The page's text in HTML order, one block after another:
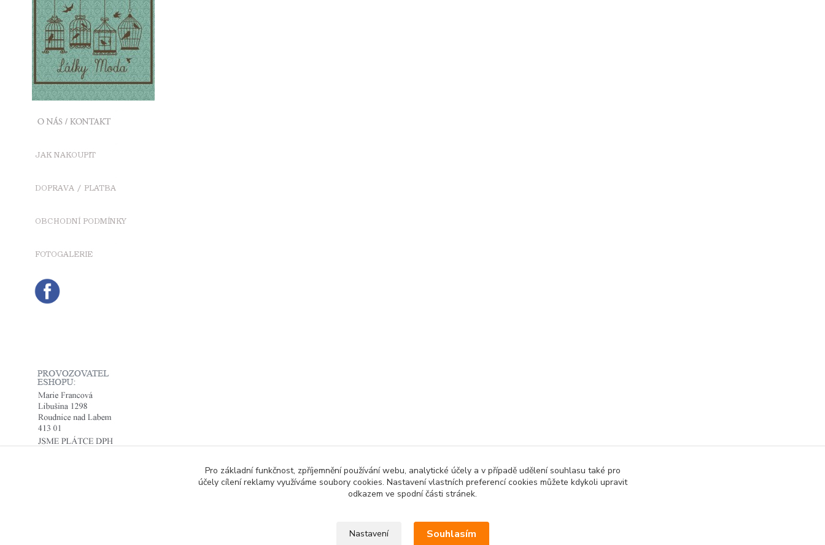
Copyright © 2014 · E-SHOP S DESIGNOVÝMI LÁTKAMI AMERICKÉHO LÍDRA TRHU MODA FABRICS
Pro základní funkčnost, zpříjemnění používání webu, analytické účely a v případě udělení souhlasu také pro
účely cílení reklamy využíváme soubory cookies. Nastavení vlastních preferencí cookies můžete kdykoli upravit
odkazem ve spodní části stránek.
Nastavení Souhlasím